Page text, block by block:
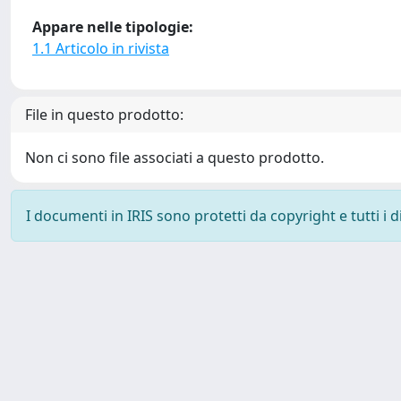
Appare nelle tipologie:
1.1 Articolo in rivista
File in questo prodotto:
Non ci sono file associati a questo prodotto.
I documenti in IRIS sono protetti da copyright e tutti i